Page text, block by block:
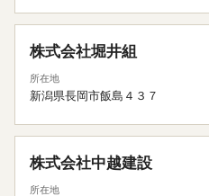
株式会社堀井組
所在地
新潟県長岡市飯島４３７
株式会社中越建設
所在地